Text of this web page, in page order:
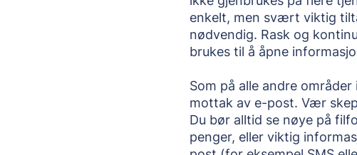
enkelt, men svært viktig
nødvendig. Rask og
brukes til å åpne
Som på alle andre
mottak av e-post. Vær
Du bør alltid se nøye på
penger, eller viktig